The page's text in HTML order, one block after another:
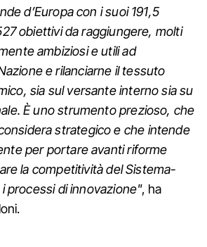
d’Europa con i suoi 191,5
obiettivi da raggiungere, molti
ambiziosi e utili ad
e rilanciarne il tessuto
sia sul versante interno sia su
È uno strumento prezioso, che
strategico e che intende
per portare avanti riforme
la competitività del Sistema-
processi di innovazione", ha